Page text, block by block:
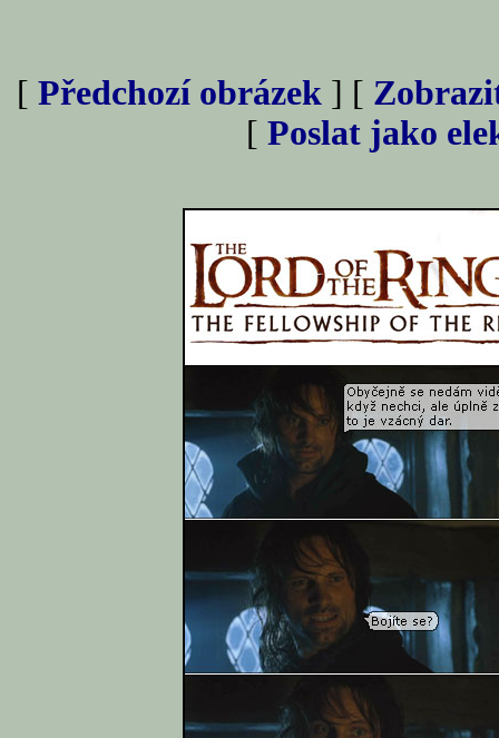
[ Předchozí obrázek ] [
[ Poslat jako